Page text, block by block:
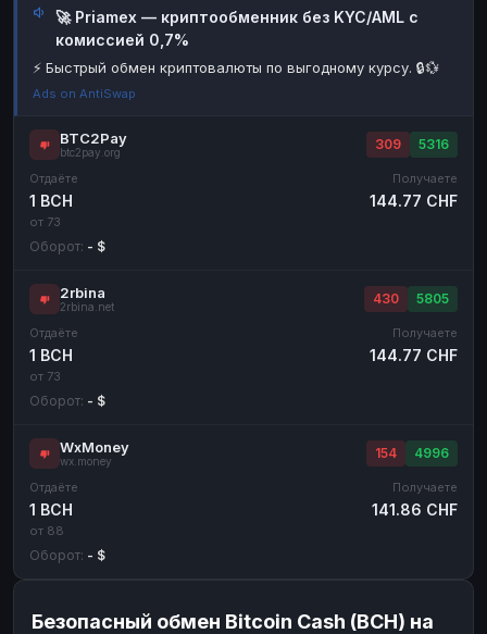
Наличные
Наличные USD
Наличные
Наличные
Наличные USD
🚀 Priamex — криптообменник без KYC/AML с
комиссией 0,7%
⚡ Быстрый обмен криптовалюты по выгодному курсу. 🔒💱
Ads on AntiSwap
BTC2Pay
btc2pay.org
309 5316
Отдаёте
1 BCH
от 73
Получаете
144.77 CHF
Оборот: - $
2rbina
2rbina.net
430 5805
Отдаёте
1 BCH
от 73
Получаете
144.77 CHF
Оборот: - $
WxMoney
wx.money
154 4996
Отдаёте
1 BCH
от 88
Получаете
141.86 CHF
Оборот: - $
Безопасный обмен Bitcoin Cash (BCH) на